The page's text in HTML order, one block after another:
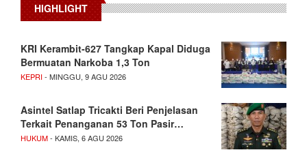
HIGHLIGHT
KRI Kerambit-627 Tangkap Kapal Diduga
Bermuatan Narkoba 1,3 Ton
KEPRI- MINGGU, 9 AGU 2026
Asintel Satlap Tricakti Beri Penjelasan
Terkait Penanganan 53 Ton Pasir…
HUKUM- KAMIS, 6 AGU 2026